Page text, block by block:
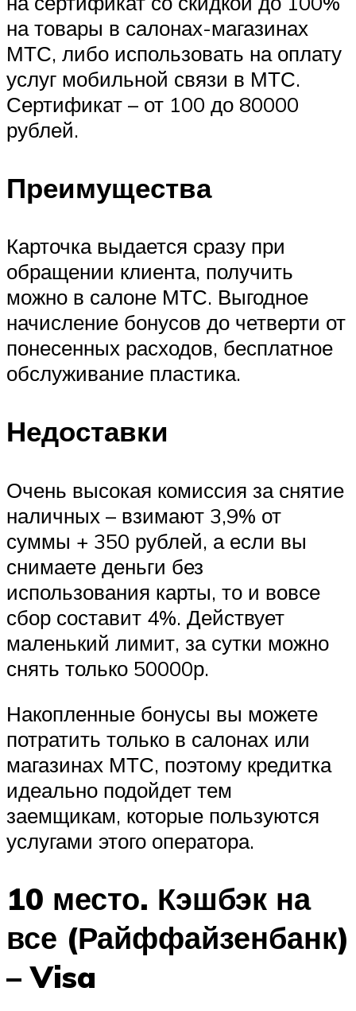
на товары в салонах-магазинах
МТС, либо использовать на оплату
услуг мобильной связи в МТС.
Сертификат – от 100 до 80000
рублей.
Преимущества
Карточка выдается сразу при
обращении клиента, получить
можно в салоне МТС. Выгодное
начисление бонусов до четверти от
понесенных расходов, бесплатное
обслуживание пластика.
Недоставки
Очень высокая комиссия за снятие
наличных – взимают 3,9% от
суммы + 350 рублей, а если вы
снимаете деньги без
использования карты, то и вовсе
сбор составит 4%. Действует
маленький лимит, за сутки можно
снять только 50000р.
Накопленные бонусы вы можете
потратить только в салонах или
магазинах МТС, поэтому кредитка
идеально подойдет тем
заемщикам, которые пользуются
услугами этого оператора.
10 место. Кэшбэк на
все (Райффайзенбанк)
– Visa